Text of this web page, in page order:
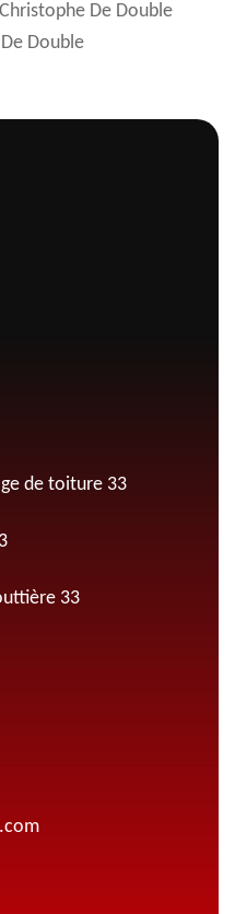
De Double
Double
de toiture 33
33